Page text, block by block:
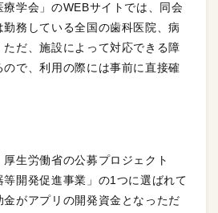
学会」のWEBサイトでは、同会
務している全国の歯科医院、病
ただ、施設によって対応できる障
で、利用の際には事前に直接確
生労働省の公募プロジェクト
等開発促進事業」の1つに選ばれて
がアプリの開発資金となっただ